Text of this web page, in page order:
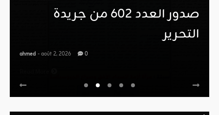
صدور العدد 602 من جريدة
التحرير
ahmed - août 2, 2026 0